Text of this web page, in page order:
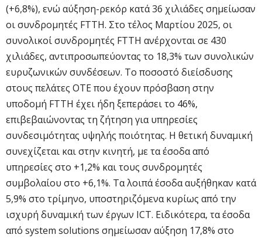
(+6,8%), ενώ αύξηση-ρεκόρ κατά 36 χιλιάδες σημείωσαν
οι συνδρομητές FTTH. Στο τέλος Μαρτίου 2025, οι
συνολικοί συνδρομητές FTTH ανέρχονται σε 430
χιλιάδες, αντιπροσωπεύοντας το 18,3% των συνολικών
ευρυζωνικών συνδέσεων. Το ποσοστό διείσδυσης
στους πελάτες ΟΤΕ που έχουν πρόσβαση στην
υποδομή FTTH έχει ήδη ξεπεράσει το 46%,
επιβεβαιώνοντας τη ζήτηση για υπηρεσίες
συνδεσιμότητας υψηλής ποιότητας. H θετική δυναμική
συνεχίζεται και στην κινητή, με τα έσοδα από
υπηρεσίες στο +1,2% και τους συνδρομητές
συμβολαίου στο +6,1%. Τα λοιπά έσοδα αυξήθηκαν κατά
5,9% στο τρίμηνο, υποστηριζόμενα κυρίως από την
ισχυρή δυναμική των έργων ICT. Ειδικότερα, τα έσοδα
από system solutions σημείωσαν αύξηση 17,8% στο